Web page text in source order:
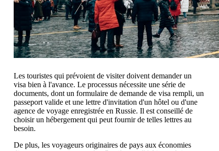
Les touristes qui prévoient de visiter doivent demander un
visa bien à l'avance. Le processus nécessite une série de
documents, dont un formulaire de demande de visa rempli, un
passeport valide et une lettre d'invitation d'un hôtel ou d'une
agence de voyage enregistrée en Russie. Il est conseillé de
choisir un hébergement qui peut fournir de telles lettres au
besoin.
De plus, les voyageurs originaires de pays aux économies